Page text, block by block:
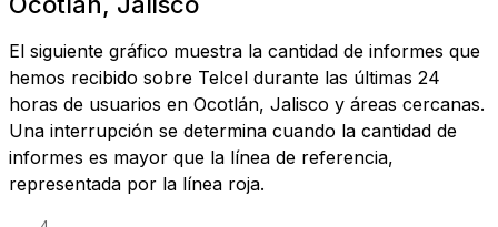
El siguiente gráfico muestra la cantidad de informes que
hemos recibido sobre Telcel durante las últimas 24
horas de usuarios en Ocotlán, Jalisco y áreas cercanas.
Una interrupción se determina cuando la cantidad de
informes es mayor que la línea de referencia,
representada por la línea roja.